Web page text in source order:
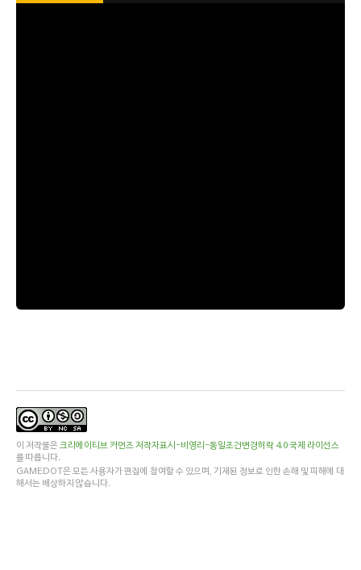
이 저작물은크리에이티브 커먼즈 저작자표시-비영리-동일조건변경허락 4.0 국제 라이선스
를 따릅니다.
GAMEDOT은 모든 사용자가 편집에 참여할 수 있으며, 기재된 정보로 인한 손해 및 피해에 대
해서는 배상하지 않습니다.